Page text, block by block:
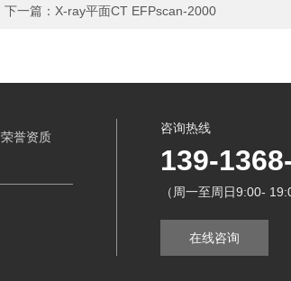
下一篇： X-ray平面CT EFPscan-2000
荣誉资质
咨询热线
139-
（周一至周日9:00-
在线咨询